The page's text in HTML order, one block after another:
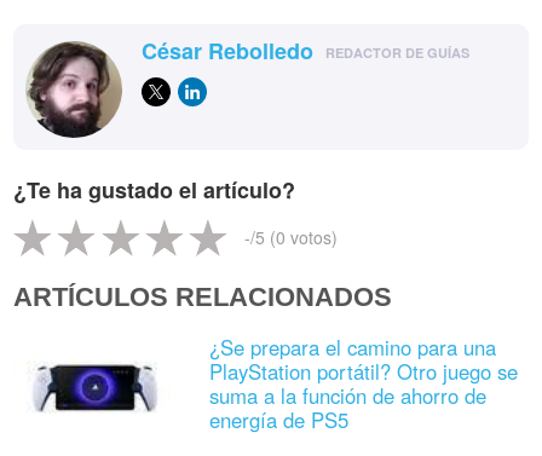
César Rebolledo REDACTOR DE GUÍAS
¿Te ha gustado el artículo?
-/5 (0 votos)
ARTÍCULOS RELACIONADOS
¿Se prepara el camino para una
PlayStation portátil? Otro juego se
suma a la función de ahorro de
energía de PS5